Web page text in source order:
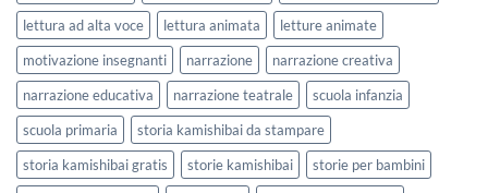
lettura ad alta voce
lettura animata
letture animate
motivazione insegnanti
narrazione
narrazione creativa
narrazione educativa
narrazione teatrale
scuola infanzia
scuola primaria
storia kamishibai da stampare
storia kamishibai gratis
storie kamishibai
storie per bambini